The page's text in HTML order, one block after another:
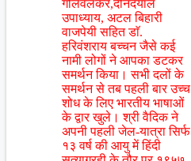
गोलवलकर,दीनदयाल
उपाध्याय, अटल बिहारी
वाजपेयी सहित डाॅ.
हरिवंशराय बच्चन जैसे कई
नामी लोगों ने आपका डटकर
समर्थन किया। सभी दलों के
समर्थन से तब पहली बार उच्च
शोध के लिए भारतीय भाषाओं
के द्वार खुले। श्री वैदिक ने
अपनी पहली जेल-यात्रा सिर्फ
१३ वर्ष की आयु में हिंदी